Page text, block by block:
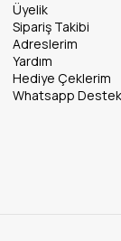
Üyelik
Sipariş Takibi
Adreslerim
Yardım
Hediye Çeklerim
Whatsapp